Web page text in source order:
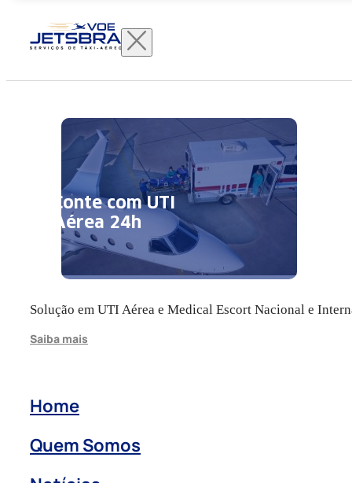
Conte com UTI
Aérea 24h
Solução em UTI Aérea e Medical Escort Nacional e
Saiba mais
Home
Quem Somos